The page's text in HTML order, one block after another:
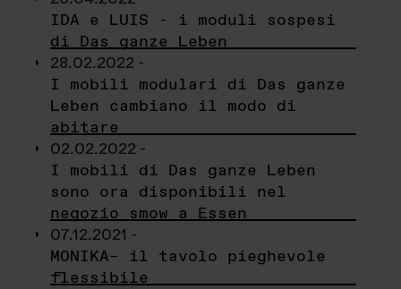
IDA e LUIS - i moduli sospesi
di Das ganze Leben
28.02.2022 -
I mobili modulari di Das ganze
Leben cambiano il modo di
abitare
02.02.2022 -
I mobili di Das ganze Leben
sono ora disponibili nel
negozio smow a Essen
07.12.2021 -
MONIKA– il tavolo pieghevole
flessibile